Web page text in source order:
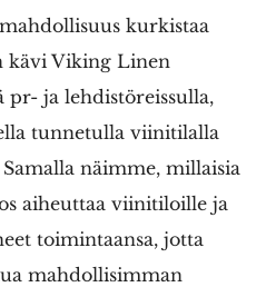
kurkistaa
kävi Viking Linen
pr- ja lehdistöreissulla,
tunnetulla viinitilalla
Samalla näimme, millaisia
aiheuttaa viinitiloille ja
toimintaansa, jotta
mahdollisimman